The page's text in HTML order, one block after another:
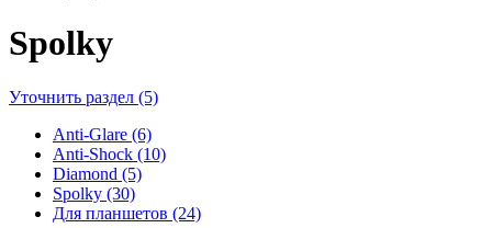
Spolky
Уточнить раздел (5)
Anti-Glare (6)
Anti-Shock (10)
Diamond (5)
Spolky (30)
Для планшетов (24)